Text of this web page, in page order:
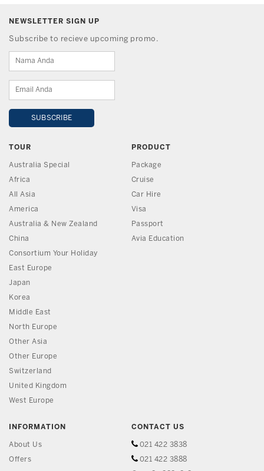
NEWSLETTER SIGN UP
Subscribe to recieve upcoming promo.
TOUR
Australia Special
Africa
All Asia
America
Australia & New Zealand
China
Consortium Your Holiday
East Europe
Japan
Korea
Middle East
North Europe
Other Asia
Other Europe
Switzerland
United Kingdom
West Europe
PRODUCT
Package
Cruise
Car Hire
Visa
Passport
Avia Education
INFORMATION
About Us
Offers
CONTACT US
021 422 3838
021 422 3888